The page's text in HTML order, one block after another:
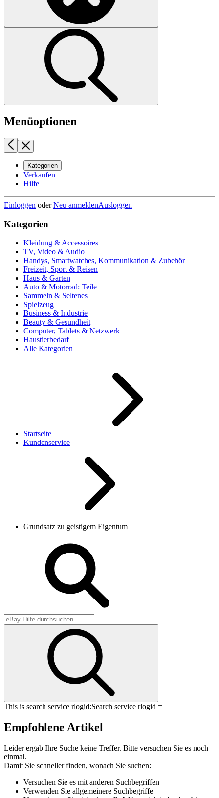
Menüoptionen
Kategorien
Verkaufen
Hilfe
Einloggen oderNeu anmeldenAusloggen
Kategorien
Kleidung & Accessoires
TV, Video & Audio
Handys, Smartwatches, Kommunikation & Zubehör
Freizeit, Sport & Reisen
Haus & Garten
Auto & Motorrad: Teile
Sammeln & Seltenes
Spielzeug
Business & Industrie
Beauty & Gesundheit
Computer, Tablets & Netzwerk
Haustierbedarf
Alle Kategorien
Startseite
Kundenservice
Grundsatz zu geistigem Eigentum
This is search service rlogid:Search service rlogid =
Empfohlene Artikel
Leider ergab Ihre Suche keine Treffer. Bitte versuchen Sie es noch
einmal.
Damit Sie schneller finden, wonach Sie suchen:
Versuchen Sie es mit anderen Suchbegriffen
Verwenden Sie allgemeinere Suchbegriffe